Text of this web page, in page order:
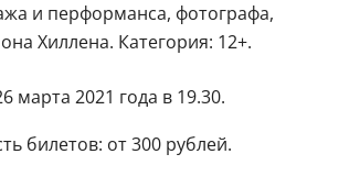
и перформанса, фотографа,
Хиллена. Категория: 12+.
марта 2021 года в 19.30.
билетов: от 300 рублей.